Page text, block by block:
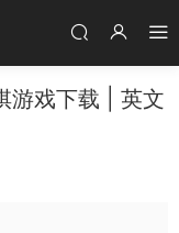
游戏下载 | 英文